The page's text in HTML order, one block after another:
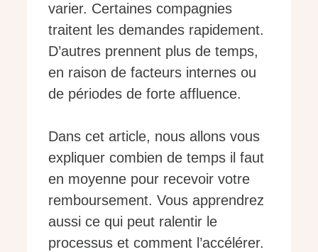
varier. Certaines compagnies
traitent les demandes rapidement.
D’autres prennent plus de temps,
en raison de facteurs internes ou
de périodes de forte affluence.
Dans cet article, nous allons vous
expliquer combien de temps il faut
en moyenne pour recevoir votre
remboursement. Vous apprendrez
aussi ce qui peut ralentir le
processus et comment l’accélérer.